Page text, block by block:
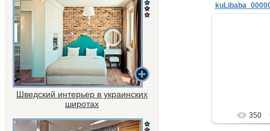
Шведский интерьер в украинских
широтах
350